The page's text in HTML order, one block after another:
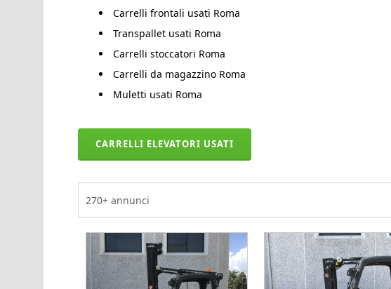
Carrelli frontali usati Roma
Transpallet usati Roma
Carrelli stoccatori Roma
Carrelli da magazzino Roma
Muletti usati Roma
CARRELLI ELEVATORI USATI
270+ annunci